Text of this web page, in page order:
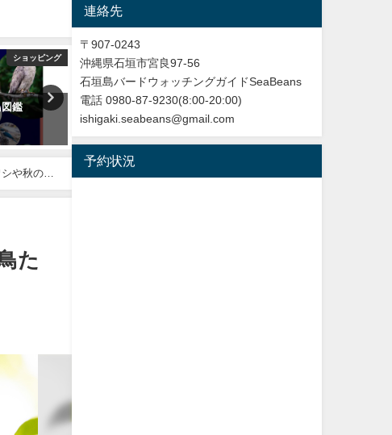
ショッピング
図鑑
バードウオッチング＆野鳥撮影
沖縄タイムス3月24日朝刊掲載
「石垣に迷鳥確認 ３例目 ノ
ドアカツグミ」
2026年3月25日
European roller
や秋の渡
た
連絡先
〒907-0243
沖縄県石垣市宮良97-56
石垣島バードウォッチングガイドSeaBeans
電話 0980-87-9230(8:00-20:00)
ishigaki.seabeans@gmail.com
予約状況